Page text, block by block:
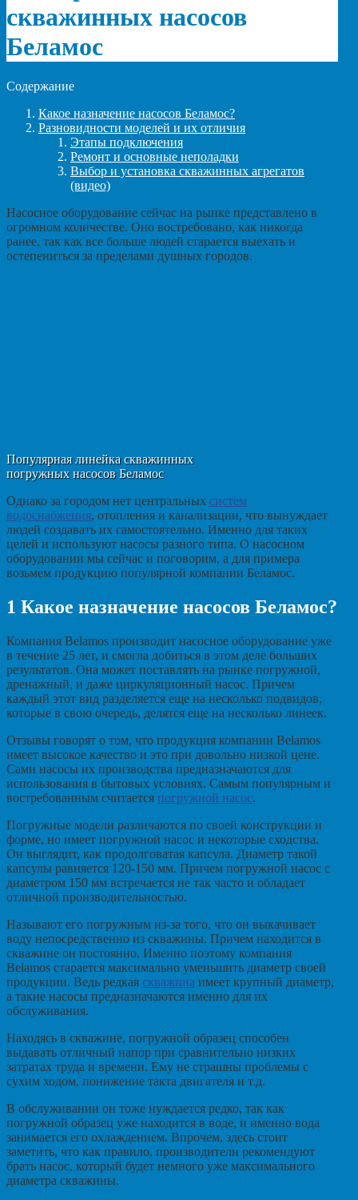
скважинных насосов
Беламос
Содержание
Какое назначение насосов Беламос?
Разновидности моделей и их отличия
Этапы подключения
Ремонт и основные неполадки
Выбор и установка скважинных агрегатов
(видео)
Насосное оборудование сейчас на рынке представлено в
огромном количестве. Оно востребовано, как никогда
ранее, так как все больше людей старается выехать и
остепениться за пределами душных городов.
Популярная линейка скважинных
погружных насосов Беламос
Однако за городом нет центральных систем
водоснабжения, отопления и канализации, что вынуждает
людей создавать их самостоятельно. Именно для таких
целей и используют насосы разного типа. О насосном
оборудовании мы сейчас и поговорим, а для примера
возьмем продукцию популярной компании Беламос.
1 Какое назначение насосов Беламос?
Компания Belamos производит насосное оборудование уже
в течение 25 лет, и смогла добиться в этом деле больших
результатов. Она может поставлять на рынке погружной,
дренажный, и даже циркуляционный насос. Причем
каждый этот вид разделяется еще на несколько подвидов,
которые в свою очередь, делятся еще на несколько линеек.
Отзывы говорят о том, что продукция компании Belamos
имеет высокое качество и это при довольно низкой цене.
Сами насосы их производства предназначаются для
использования в бытовых условиях. Самым популярным и
востребованным считается погружной насос.
Погружные модели различаются по своей конструкции и
форме, но имеет погружной насос и некоторые сходства.
Он выглядит, как продолговатая капсула. Диаметр такой
капсулы равняется 120-150 мм. Причем погружной насос с
диаметром 150 мм встречается не так часто и обладает
отличной производительностью.
Называют его погружным из-за того, что он выкачивает
воду непосредственно из скважины. Причем находится в
скважине он постоянно. Именно поэтому компания
Belamos старается максимально уменьшить диаметр своей
продукции. Ведь редкая скважина имеет крупный диаметр,
а такие насосы предназначаются именно для их
обслуживания.
Находясь в скважине, погружной образец способен
выдавать отличный напор при сравнительно низких
затратах труда и времени. Ему не страшны проблемы с
сухим ходом, понижение такта двигателя и т.д.
В обслуживании он тоже нуждается редко, так как
погружной образец уже находится в воде, и именно вода
занимается его охлаждением. Впрочем, здесь стоит
заметить, что как правило, производители рекомендуют
брать насос, который будет немного уже максимального
диаметра скважины.